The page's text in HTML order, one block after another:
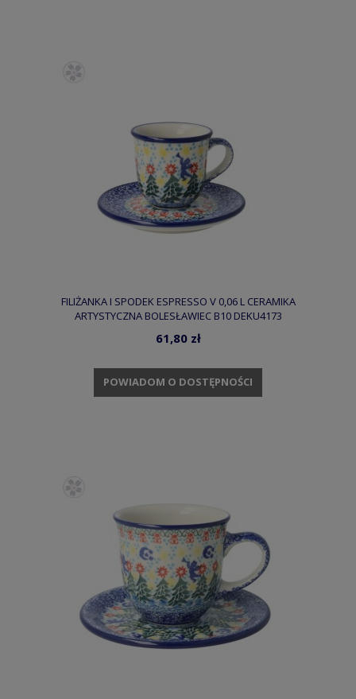
FILIŻANKA I SPODEK ESPRESSO V 0,06 L CERAMIKA
ARTYSTYCZNA BOLESŁAWIEC B10 DEKU4173
61,80 zł
POWIADOM O DOSTĘPNOŚCI